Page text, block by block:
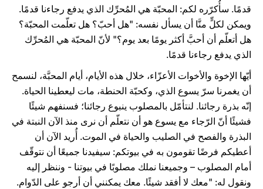
قدمًا. سأُكرّره لكم: المحبّة هي المُحرِّك الذي يدفع رجاءنا قدمًا.
ويمكن لكلٍّ منَّا أن يسأل نفسه: "هل أحبّ؟ هل تعلّمت المحبّة؟
هل أتعلّم أن أحبَّ أكثر يومًا بعد يوم؟" لأنّ المحبّة هي المُحرِّك
الذي يدفع رجاءنا قدمًا.
أيّها الإخوة والأخوات الأعزّاء، خلال هذه الأيام، أيام المحبَّة، لنسمح
أن يغمرنا سرّ يسوع الذي، وكحبّة الحنطة، مات ليعطينا الحياة.
إنّه بذرة رجائنا. لنتأمّل بالمصلوب ينبوع رجائنا؛ فسنفهم شيئًا
فشيئًا أنّ الرّجاء مع يسوع هو أن نتعلّم أن نرى منذ الآن النبتة في
البذرة والفصح في الصليب والحياة في الموت. أُريد الآن أن
أعطيكم فرضًا تقومون به في بيوتكم: سيفيدنا جميعًا أن نتوقّف
أمام المصلوب – وجميعنا نملك مصلوبًا في بيوتنا - وننظر إليه
ونقول له: "معك لا أفقد شيئًا. معك يمكنني أن أرجو على الدّوام.